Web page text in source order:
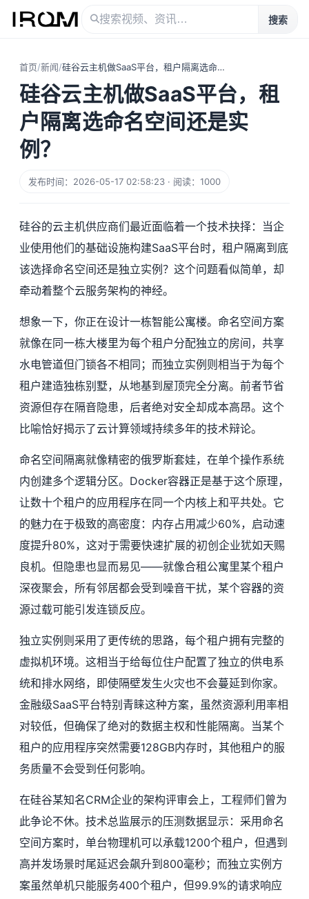
搜索
首页/新闻/ 硅谷云主机做SaaS平台，租户隔离选命名空间还是实例？
硅谷云主机做SaaS平台，租
户隔离选命名空间还是实
例？
发布时间：2026-05-17 02:58:23 · 阅读：1000
硅谷的云主机供应商们最近面临着一个技术抉择：当企
业使用他们的基础设施构建SaaS平台时，租户隔离到底
该选择命名空间还是独立实例？这个问题看似简单，却
牵动着整个云服务架构的神经。
想象一下，你正在设计一栋智能公寓楼。命名空间方案
就像在同一栋大楼里为每个租户分配独立的房间，共享
水电管道但门锁各不相同；而独立实例则相当于为每个
租户建造独栋别墅，从地基到屋顶完全分离。前者节省
资源但存在隔音隐患，后者绝对安全却成本高昂。这个
比喻恰好揭示了云计算领域持续多年的技术辩论。
命名空间隔离就像精密的俄罗斯套娃，在单个操作系统
内创建多个逻辑分区。Docker容器正是基于这个原理，
让数十个租户的应用程序在同一个内核上和平共处。它
的魅力在于极致的高密度：内存占用减少60%，启动速
度提升80%，这对于需要快速扩展的初创企业犹如天赐
良机。但隐患也显而易见——就像合租公寓里某个租户
深夜聚会，所有邻居都会受到噪音干扰，某个容器的资
源过载可能引发连锁反应。
独立实例则采用了更传统的思路，每个租户拥有完整的
虚拟机环境。这相当于给每位住户配置了独立的供电系
统和排水网络，即使隔壁发生火灾也不会蔓延到你家。
金融级SaaS平台特别青睐这种方案，虽然资源利用率相
对较低，但确保了绝对的数据主权和性能隔离。当某个
租户的应用程序突然需要128GB内存时，其他租户的服
务质量不会受到任何影响。
在硅谷某知名CRM企业的架构评审会上，工程师们曾为
此争论不休。技术总监展示的压测数据显示：采用命名
空间方案时，单台物理机可以承载1200个租户，但遇到
高并发场景时尾延迟会飙升到800毫秒；而独立实例方
案虽然单机只能服务400个租户，但99.9%的请求响应